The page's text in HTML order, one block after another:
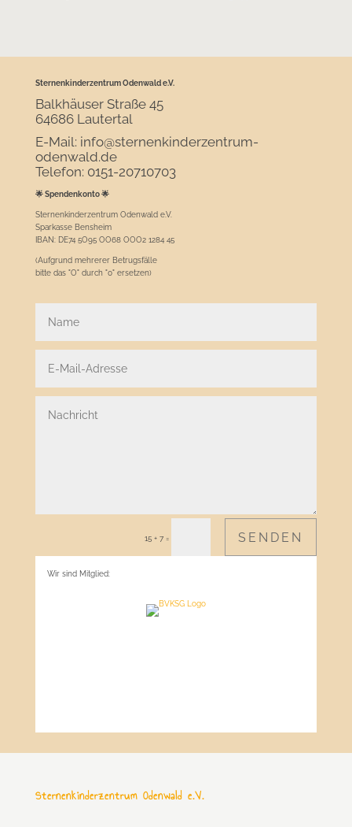
Sternenkinderzentrum Odenwald e.V.
Balkhäuser Straße 45
64686 Lautertal
E-Mail: info@sternenkinderzentrum-
odenwald.de
Telefon: 0151-20710703
🌟 Spendenkonto 🌟
Sternenkinderzentrum Odenwald e.V.
Sparkasse Bensheim
IBAN: DE74 5O95 OO68 OOO2 1284 45
(Aufgrund mehrerer Betrugsfälle
bitte das "O" durch "0" ersetzen)
15 + 7 = SENDEN
Wir sind Mitglied:
Sternenkinderzentrum Odenwald e.V.